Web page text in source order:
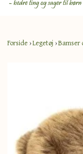
Forside ›Legetøj ›Bamser